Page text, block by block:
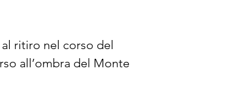
ritiro nel corso del
all’ombra del Monte